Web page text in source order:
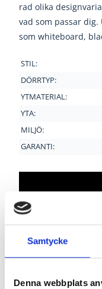
Samtycke
Denna webbplats
rad olika
vad som passar
som whiteboard,
STIL:
DÖRRTYP:
YTMATERIAL:
YTA:
MILJÖ:
GARANTI: